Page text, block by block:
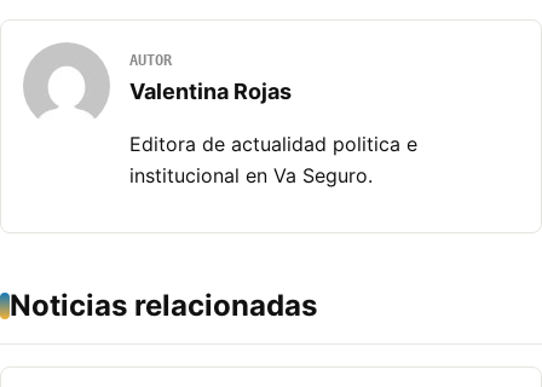
AUTOR
Valentina Rojas
Editora de actualidad politica e
institucional en Va Seguro.
Noticias relacionadas